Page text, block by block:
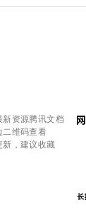
新资源腾讯文档
二维码查看
新，建议收藏